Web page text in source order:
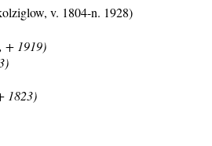
v. 1804-n. 1928)
+ 1919)
1823)